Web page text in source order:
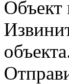
Объект